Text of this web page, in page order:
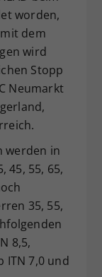
worden,
dem
wird
Stopp
Neumarkt
werden in
45, 55, 65,
35, 55,
8,5,
ITN 7,0 und
Consent-
eine
die
falls der
eingestellt